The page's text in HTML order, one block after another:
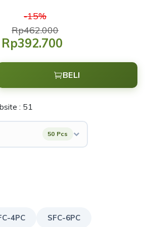
-15%
Rp462.000
Rp392.700
BELI
: 51
50 Pcs
4PC SFC-6PC